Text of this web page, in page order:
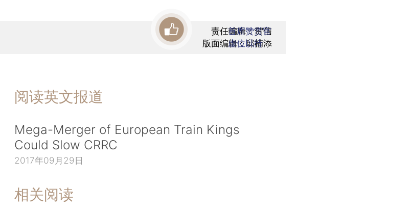
责任编辑：贺信
版面编辑：邱楠添
首席赞赏官
虚位以待
阅读英文报道
Mega-Merger of European Train Kings
Could Slow CRRC
2017年09月29日
相关阅读